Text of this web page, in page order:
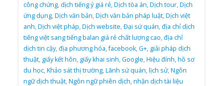
công chứng,dịch tiếng ý giá rẻ,Dịch tòa án,Dịch tour,Dịch
ứng dụng,Dịch văn bản,Dịch văn bản pháp luật,Dịch việt
anh,Dịch việt pháp,Dịch website,Đại sứ quán,địa chỉ dịch
tiếng việt sang tiếng balan giá rẻ chất lượng cao,địa chỉ
dịch tin cậy,địa phương hóa,facebook,G+, giải pháp dịch
thuật, giấy kết hôn, giấy khai sinh,Google,Hiệu đính,hồ sơ
du học,Khảo sát thị trường,Lãnh sứ quán,lịch sử,Ngôn
ngữ dịch thuật,Ngôn ngữ phiên dịch,nhận dịch tài liệu